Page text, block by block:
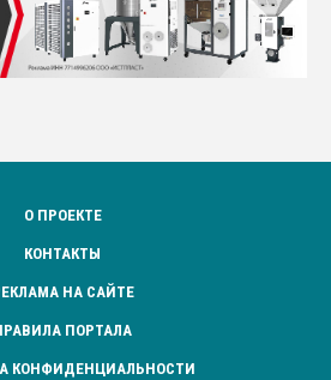
О ПРОЕКТЕ
КОНТАКТЫ
НА САЙТЕ
ПОРТАЛА
КОНФИДЕНЦИАЛЬНОСТИ